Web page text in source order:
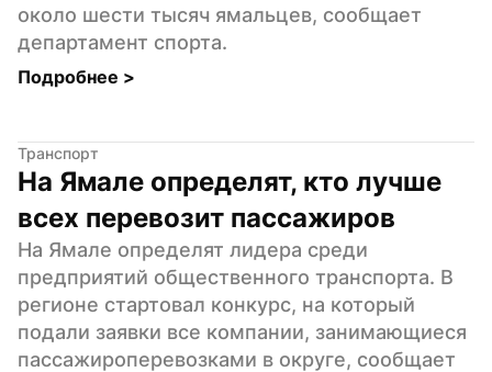
около шести тысяч ямальцев, сообщает
департамент спорта.
Подробнее >
Транспорт
На Ямале определят, кто лучше
всех перевозит пассажиров
На Ямале определят лидера среди
предприятий общественного транспорта. В
регионе стартовал конкурс, на который
подали заявки все компании, занимающиеся
пассажироперевозками в округе, сообщает